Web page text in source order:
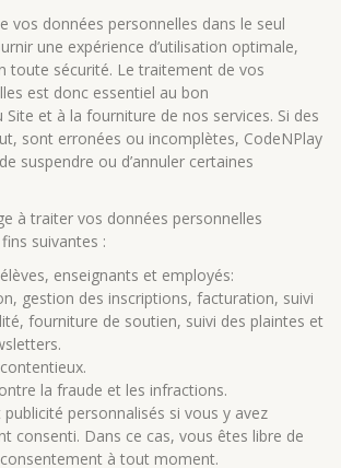
vos données personnelles dans le seul
une expérience d’utilisation optimale,
toute sécurité. Le traitement de vos
est donc essentiel au bon
et à la fourniture de nos services. Si des
sont erronées ou incomplètes, CodeNPlay
suspendre ou d’annuler certaines
à traiter vos données personnelles
suivantes :
enseignants et employés:
gestion des inscriptions, facturation, suivi
fourniture de soutien, suivi des plaintes et
la fraude et les infractions.
personnalisés si vous y avez
consenti. Dans ce cas, vous êtes libre de
à tout moment.